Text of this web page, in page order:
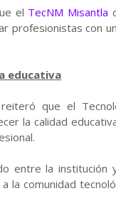
el TecNM Misantla
profesionistas con
educativa
que el
la calidad
entre la
la comunidad